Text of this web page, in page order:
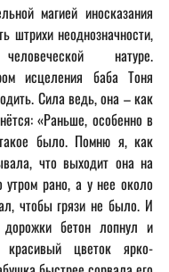
магией иносказания
штрихи неоднозначности,
натуре.
исцеления баба Тоня
Сила ведь, она – как
«Раньше, особенно в
было. Помню я, как
что выходит она на
утром рано, а у нее около
чтобы грязи не было. И
бетон лопнул и
цветок ярко-